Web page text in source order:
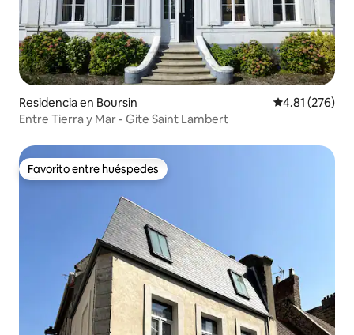
Residencia en Boursin Calificación
4.81 (276)
Entre Tierra y Mar - Gite Saint Lambert
Favorito entre huéspedes
Favorito entre huéspedes